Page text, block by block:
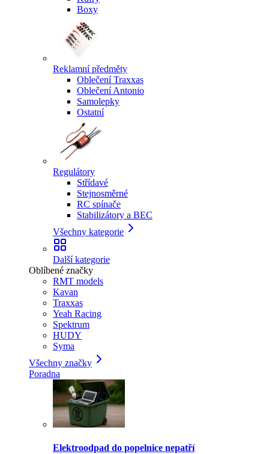
Boxy
Reklamní předměty
Oblečení Traxxas
Oblečení Antonio
Samolepky
Ostatní
Regulátory
Střídavé
Stejnosměrné
RC spínače
Stabilizátory a BEC
Všechny kategorie
Další kategorie
Oblíbené značky
RMT models
Kavan
Traxxas
Yeah Racing
Spektrum
HUDY
Syma
Všechny značky
Poradna
Elektroodpad do popelnice nepatří